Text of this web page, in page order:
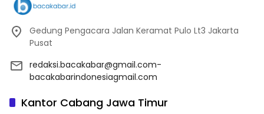
Gedung Pengacara Jalan Keramat Pulo Lt3 Jakarta
Pusat
redaksi.bacakabar@gmail.com-
bacakabarindonesiagmail.com
Kantor Cabang Jawa Timur